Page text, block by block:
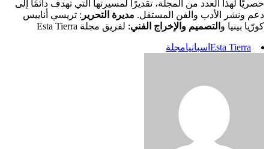
حصريًا لهذا العدد من المجلة، تقديرًا لمسيرتها التي تهدف دائمًا إلى
دعم ونشر الأدب والفن المستقل. مديرة التحرير : تريسي أناييس
كورّيا بينيا و التصميم والإخراج الفني: لفريق مجلة Esta Tierra
Esta Tierra اسبانيامجلة